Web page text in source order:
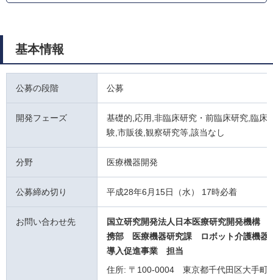
基本情報
公募の段階 公募
開発フェーズ
基礎的,応用,非臨床研究・前臨床研究,臨床
験,市販後,観察研究等,該当なし
分野 医療機器開発
公募締め切り 平成28年6月15日（水） 17時必着
お問い合わせ先
国立研究開発法人日本医療研究開発機構
携部 医療機器研究課
ロボット介護機器
導入促進事業
担当
住所: 〒100-0004 東京都千代田区大手町